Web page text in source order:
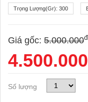
Trọng Lượng(gr): 300
Giá gốc: 5.000.000đ
4.500.000
Số lượng